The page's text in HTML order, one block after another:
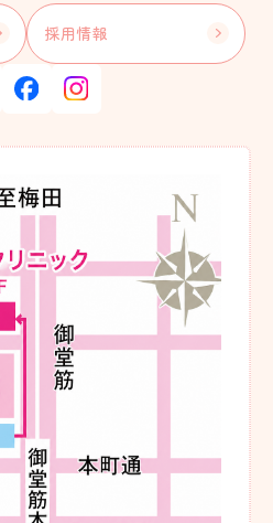
採用情報